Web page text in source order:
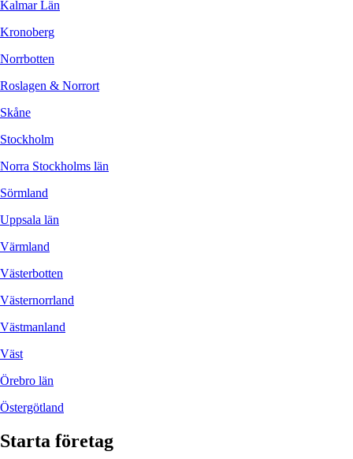
Kalmar Län
Kronoberg
Norrbotten
Roslagen & Norrort
Skåne
Stockholm
Norra Stockholms län
Sörmland
Uppsala län
Värmland
Västerbotten
Västernorrland
Västmanland
Väst
Örebro län
Östergötland
Starta företag